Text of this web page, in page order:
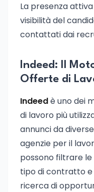
La presenza
visibilità del
contattati dai
Indeed: Il
Offerte di
Indeedè uno dei
di lavoro più
annunci da
agenzie per il
possono filtrare
tipo di contratto
ricerca di